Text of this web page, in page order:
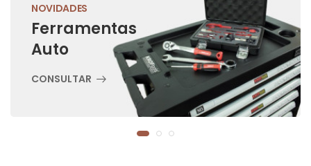
NOVIDADES
Ferramentas
Auto
CONSULTAR